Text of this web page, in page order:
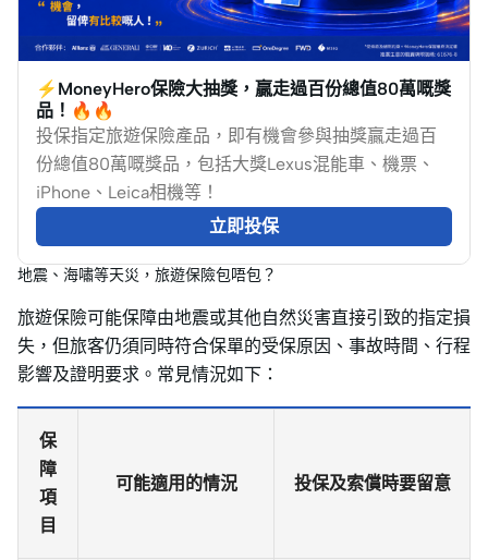
⚡MoneyHero保險大抽獎，贏走過百份總值80萬嘅獎
品！🔥🔥
投保指定旅遊保險產品，即有機會參與抽獎贏走過百
份總值80萬嘅獎品，包括大獎Lexus混能車、機票、
iPhone、Leica相機等！
立即投保
地震、海嘯等天災，旅遊保險包唔包？
旅遊保險可能保障由地震或其他自然災害直接引致的指定損
失，但旅客仍須同時符合保單的受保原因、事故時間、行程
影響及證明要求。常見情況如下：
保
障
項
目
可能適用的情況 投保及索償時要留意